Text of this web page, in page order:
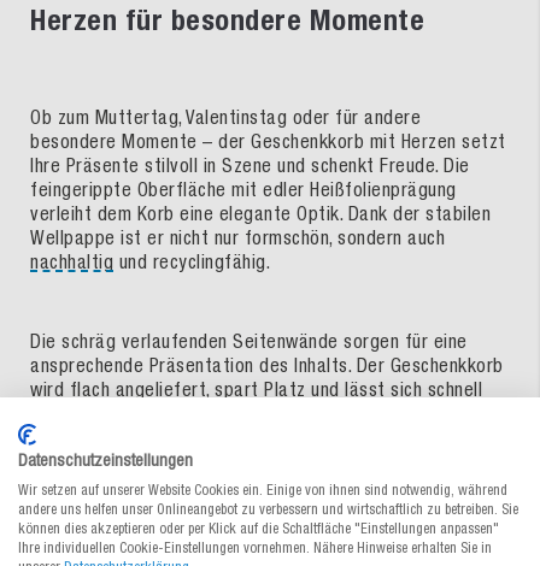
Herzen für besondere Momente
Ob zum Muttertag, Valentinstag oder für andere
besondere Momente – der Geschenkkorb mit Herzen setzt
Ihre Präsente stilvoll in Szene und schenkt Freude. Die
feingerippte Oberfläche mit edler Heißfolienprägung
verleiht dem Korb eine elegante Optik. Dank der stabilen
Wellpappe ist er nicht nur formschön, sondern auch
nachhaltig und recyclingfähig.
Die schräg verlaufenden Seitenwände sorgen für eine
ansprechende Präsentation des Inhalts. Der Geschenkkorb
wird flach angeliefert, spart Platz und lässt sich schnell
liebevolle und umweltfreundliche Lösung für jedes
Geschenk!
Datenschutzeinstellungen
Wir setzen auf unserer Website Cookies ein. Einige von ihnen sind notwendig, während
andere uns helfen unser Onlineangebot zu verbessern und wirtschaftlich zu betreiben. Sie
können dies akzeptieren oder per Klick auf die Schaltfläche "Einstellungen anpassen"
Ihre individuellen Cookie-Einstellungen vornehmen. Nähere Hinweise erhalten Sie in